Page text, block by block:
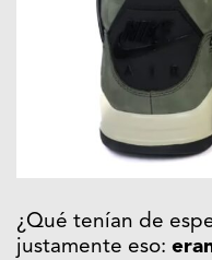
¿Qué tenían de
justamente eso: